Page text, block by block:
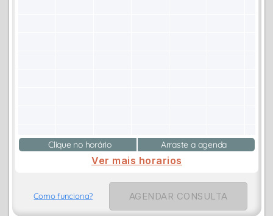
Clique no horário Arraste a agenda
Ver mais horarios
Como funciona? AGENDAR CONSULTA